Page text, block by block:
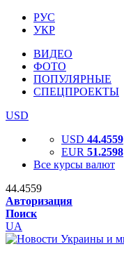
РУС
УКР
ВИДЕО
ФОТО
ПОПУЛЯРНЫЕ
СПЕЦПРОЕКТЫ
USD
USD 44.4559
EUR 51.2598
Все курсы валют
44.4559
Авторизация
Поиск
UA